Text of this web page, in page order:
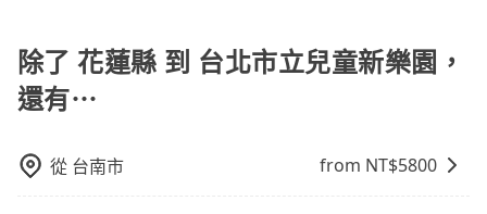
行額外的費用收取。但是，這些費用會在您下訂單後、
出發前先與您進行確認，確保您明確知道所有的費用。
我們會透過Email的方式向您說明收費細節，讓您能更放
除了 花蓮縣 到 台北市立兒童新樂園，
還有⋯
從 台南市 from NT$5800